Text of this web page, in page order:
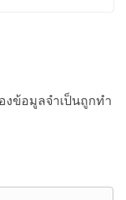
งข้อมูลจำเป็นถูกทำ